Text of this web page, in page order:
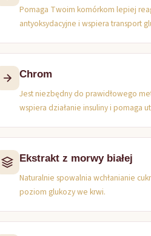
Pomaga Twoim komórkom lepiej
antyoksydacyjne i wspiera transport
Chrom
Jest niezbędny do prawidłowego
wspiera działanie insuliny i pomaga
Ekstrakt z morwy białej
Naturalnie spowalnia wchłanianie
poziom glukozy we krwi.